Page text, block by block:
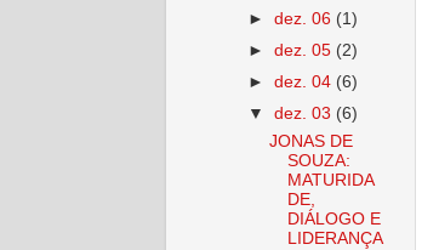
►dez. 06 (1)
►dez. 05 (2)
►dez. 04 (6)
▼dez. 03 (6)
JONAS DE
SOUZA:
MATURIDA
DE,
DIÁLOGO E
LIDERANÇA